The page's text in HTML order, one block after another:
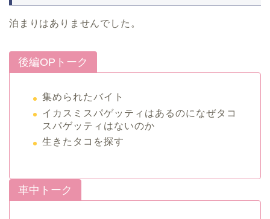
泊まりはありませんでした。
後編OPトーク
集められたバイト
イカスミスパゲッティはあるのになぜタコ
スパゲッティはないのか
生きたタコを探す
車中トーク